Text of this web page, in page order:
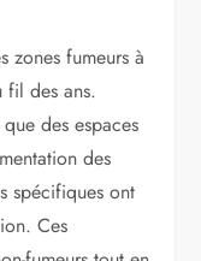
zones fumeurs à
fil des ans.
des espaces
des
spécifiques ont
Ces